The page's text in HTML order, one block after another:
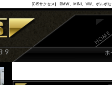
[CISサクセス] BMW、MINI、VW、ボルボな